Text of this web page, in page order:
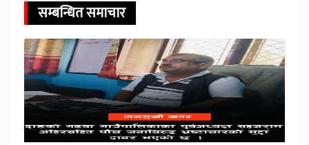
सम्बन्धित समाचार